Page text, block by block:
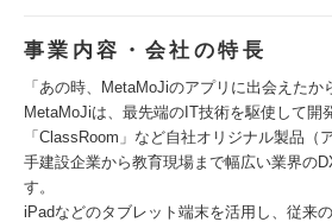
事業内容・会社の特長
「あの時、MetaMoJiのアプリに出会えたか
MetaMoJiは、最先端のIT技術を駆使して開
「ClassRoom」など自社オリジナル製品（
手建設企業から教育現場まで幅広い業界の
す。
iPadなどのタブレット端末を活用し、従来